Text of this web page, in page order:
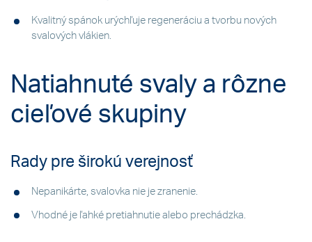
Kvalitný spánok urýchľuje regeneráciu a tvorbu nových
svalových vlákien.
Natiahnuté svaly a rôzne
cieľové skupiny
Rady pre širokú verejnosť
Nepanikárte, svalovka nie je zranenie.
Vhodné je ľahké pretiahnutie alebo prechádzka.